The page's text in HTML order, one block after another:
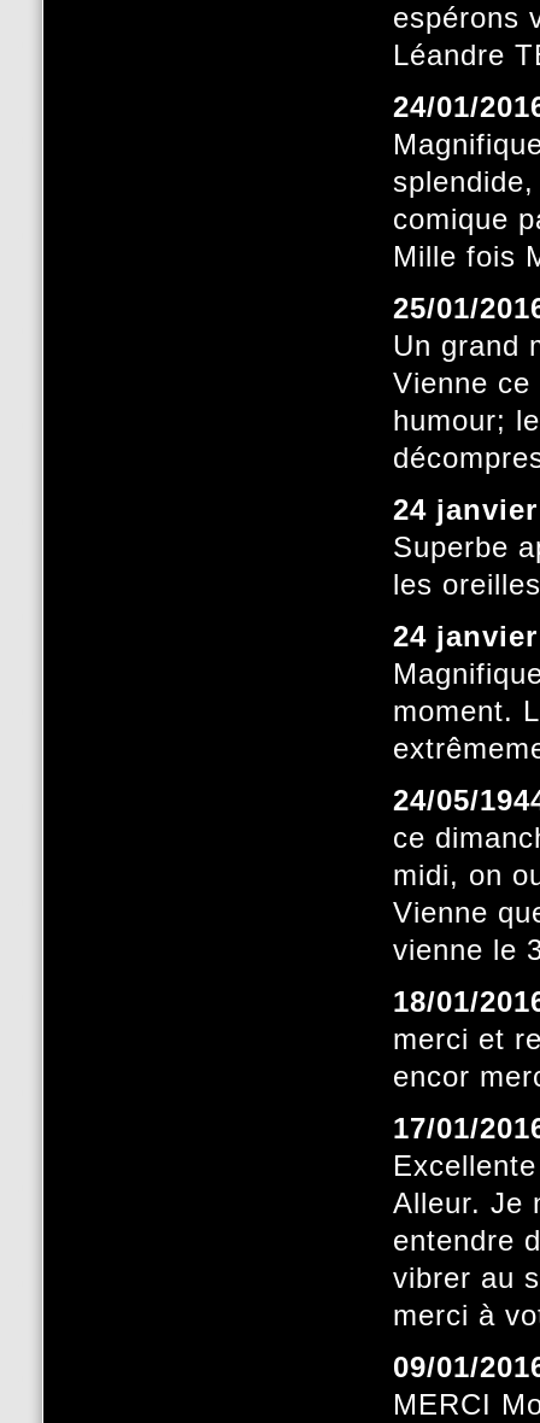
espérons
Léandre
24/01/
comique
Mille fois
25/01/
Un grand
Vienne
humour;
24
Superbe
les
24
moment.
24/05/
ce
midi, on
Vienne
vienne le
18/01/
merci et
encor
17/01/
Alleur. Je
entendre
vibrer au
merci à
09/01/
MERCI